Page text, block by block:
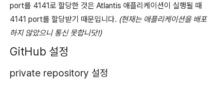
port를 4141로 할당한 것은 Atlantis 애플리케이션이 실행될 때
4141 port를 할당받기 때문입니다. (현재는 애플리케이션을 배포
하지 않았으니 통신 못합니닷!)
GitHub 설정
private repository 설정